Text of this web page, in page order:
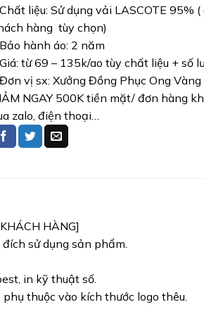
liệu: Sử dụng vải LASCOTE 95%
hàng tùy chọn)
hành áo: 2 năm
từ 69 – 135k/ao tùy chất liệu + số
vị sx: Xưởng Đồng Phục Ong Vàng
NGAY 500K tiền mặt/ đơn hàng
zalo, điện thoại…
HÀNG]
sử dụng sản phẩm.
in kỹ thuật số.
thuộc vào kích thước logo thêu.